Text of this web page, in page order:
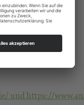
und https://